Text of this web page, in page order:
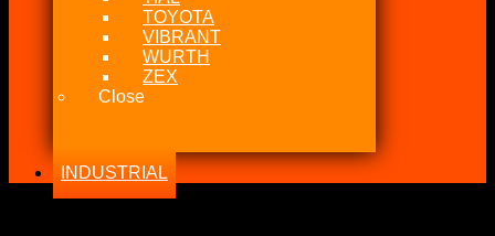
TOYOTA
VIBRANT
WURTH
ZEX
Close
INDUSTRIAL